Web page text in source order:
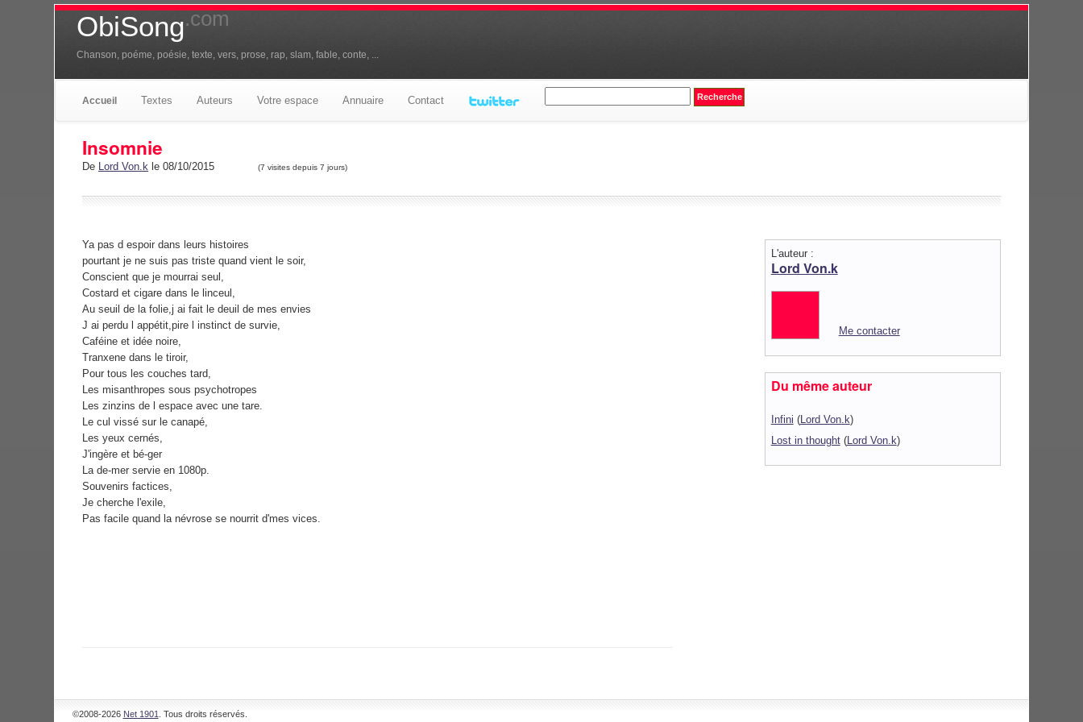
ObiSong.com
Chanson, poéme, poésie, texte, vers, prose, rap, slam, fable, conte, ...
Accueil Textes Auteurs Votre espace Annuaire Contact
Insomnie
De Lord Von.k le 08/10/2015 (7 visites depuis 7 jours)
Ya pas d espoir dans leurs histoires
pourtant je ne suis pas triste quand vient le soir,
Conscient que je mourrai seul,
Costard et cigare dans le linceul,
Au seuil de la folie,j ai fait le deuil de mes envies
J ai perdu l appétit,pire l instinct de survie,
Caféine et idée noire,
Tranxene dans le tiroir,
Pour tous les couches tard,
Les misanthropes sous psychotropes
Les zinzins de l espace avec une tare.
Le cul vissé sur le canapé,
Les yeux cernés,
J'ingère et bé-ger
La de-mer servie en 1080p.
Souvenirs factices,
Je cherche l'exile,
Pas facile quand la névrose se nourrit d'mes vices.
L'auteur :
Lord Von.k
Me contacter
Du même auteur
Infini (Lord Von.k)
Lost in thought(Lord Von.k)
©2008-2026 Net 1901
. Tous droits réservés.